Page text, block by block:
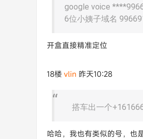
google voice
6位小姨子域名
开盒直接精准定位
18楼 vlin 昨天10:28
搭车出一个
哈哈，我也有类似的号，也